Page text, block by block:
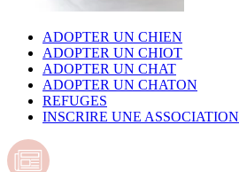
ADOPTER UN CHIEN
ADOPTER UN CHIOT
ADOPTER UN CHAT
ADOPTER UN CHATON
REFUGES
INSCRIRE UNE ASSOCIATION